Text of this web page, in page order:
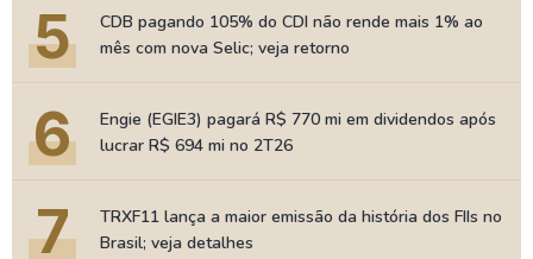
5
CDB pagando 105% do CDI não rende mais 1% ao
mês com nova Selic; veja retorno
6
Engie (EGIE3) pagará R$ 770 mi em dividendos após
lucrar R$ 694 mi no 2T26
7
TRXF11 lança a maior emissão da história dos FIIs no
Brasil; veja detalhes